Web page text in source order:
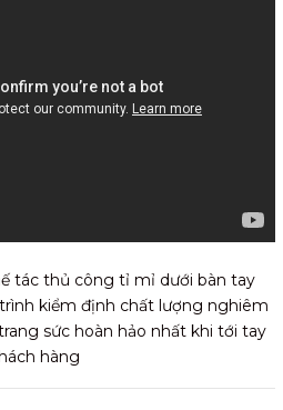
tác thủ công tỉ mỉ dưới bàn tay
kiểm định chất lượng nghiêm
sức hoàn hảo nhất khi tới tay
hàng